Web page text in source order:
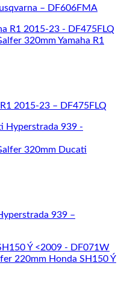
– DF606FMA
2015-23 – DF475FLQ
939 –